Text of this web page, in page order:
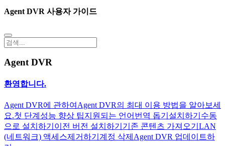
Agent DVR 사용자 가이드
Agent DVR
환영합니다.
Agent DVR에 관하여 Agent DVR의 최대 이용 방법을 알아보세
요.첫 단계 성능 향상 팁지원되는 언어 번역 돕기 설치하기 수동
으로 설치하기 이전 버전 설치하기 기존 콘텐츠 가져오기 LAN
(네트워크) 액세스제거하기 계정 삭제 Agent DVR 업데이트하